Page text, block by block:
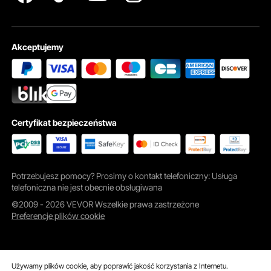
Polerka do kamienia charakteryzuje się ulepszoną konstrukcją cylindra z
wysokim uszczelnieniem i łatwą do zdjęcia pokrywą. Wyrafinowany
Akceptujemy
Certyfikat bezpieczeństwa
Potrzebujesz pomocy? Prosimy o kontakt telefoniczny: Usługa
telefoniczna nie jest obecnie obsługiwana
©2009 - 2026 VEVOR Wszelkie prawa zastrzeżone
Preferencje plików cookie
Używamy plików cookie, aby poprawić jakość korzystania z Internetu.